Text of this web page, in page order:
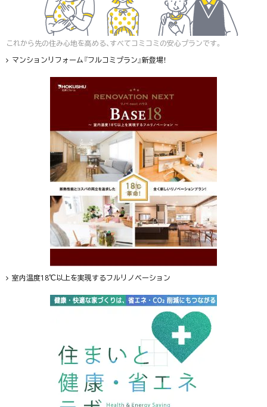
これから先の住み心地を高める、すべてコミコミの安心プランです。
マンションリフォーム『フルコミプラン』新登場！
室内温度18℃以上を実現するフルリノベーション